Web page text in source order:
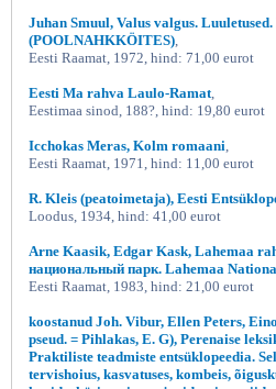
Juhan Smuul, Valus valgus.
(POOLNAHKKÖITES),
Eesti Raamat, 1972, hind: 71,00 eurot
Eesti Ma rahva Laulo-Ramat,
Eestimaa sinod, 188?, hind: 19,80 eurot
Icchokas Meras, Kolm romaani,
Eesti Raamat, 1971, hind: 11,00 eurot
R. Kleis (peatoimetaja), Eesti
Loodus, 1934, hind: 41,00 eurot
Arne Kaasik, Edgar Kask, Lahemaa
национальный парк. Lahemaa
Eesti Raamat, 1983, hind: 21,00 eurot
koostanud Joh. Vibur, Ellen Peters,
pseud. = Pihlakas, E. G), Perenaise
Praktiliste teadmiste entsüklopeedia.
tervishoius, kasvatuses, kombeis,